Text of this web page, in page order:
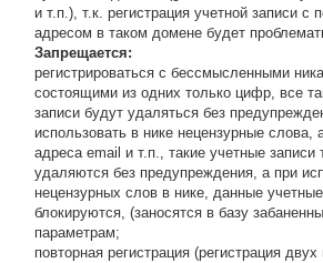
и т.п.), т.к. регистрация учетной записи с
адресом в таком домене будет
Запрещается:
регистрироваться с бессмысленными
состоящими из одних только цифр, все
записи будут удаляться без
использовать в нике нецензурные слова,
адреса email и т.п., такие учетные записи
удаляются без предупреждения, а при
нецензурных слов в нике, данные
блокируются, (заносятся в базу
параметрам;
повторная регистрация (регистрация